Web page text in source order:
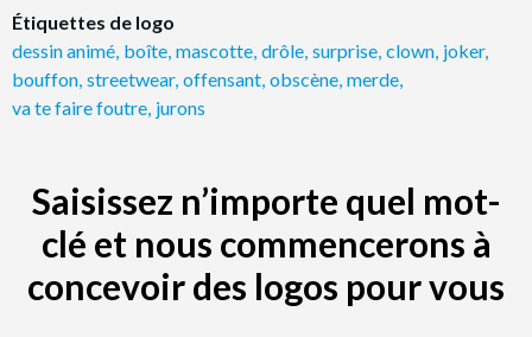
Étiquettes de logo
dessin animé boîte mascotte drôle surprise clown joker,
bouffon streetwear, offensant obscène merde
va te faire foutre jurons
Saisissez n’importe quel mot-
clé et nous commencerons à
concevoir des logos pour vous